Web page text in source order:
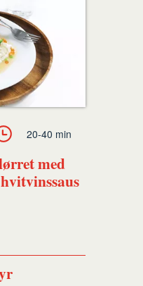
med
20-40 min